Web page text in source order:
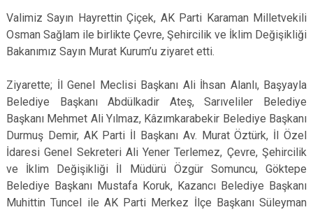
Valimiz Sayın Hayrettin Çiçek, AK Parti Karaman Milletvekili
Osman Sağlam ile birlikte Çevre, Şehircilik ve İklim Değişikliği
Bakanımız Sayın Murat Kurum’u ziyaret etti.
Ziyarette; İl Genel Meclisi Başkanı Ali İhsan Alanlı, Başyayla
Belediye Başkanı Abdülkadir Ateş, Sarıveliler Belediye
Başkanı Mehmet Ali Yılmaz, Kâzımkarabekir Belediye Başkanı
Durmuş Demir, AK Parti İl Başkanı Av. Murat Öztürk, İl Özel
İdaresi Genel Sekreteri Ali Yener Terlemez, Çevre, Şehircilik
ve İklim Değişikliği İl Müdürü Özgür Somuncu, Göktepe
Belediye Başkanı Mustafa Koruk, Kazancı Belediye Başkanı
Muhittin Tuncel ile AK Parti Merkez İlçe Başkanı Süleyman